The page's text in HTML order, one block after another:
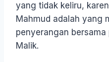
yang tidak keliru,
Mahmud adalah yang
penyerangan
Malik.